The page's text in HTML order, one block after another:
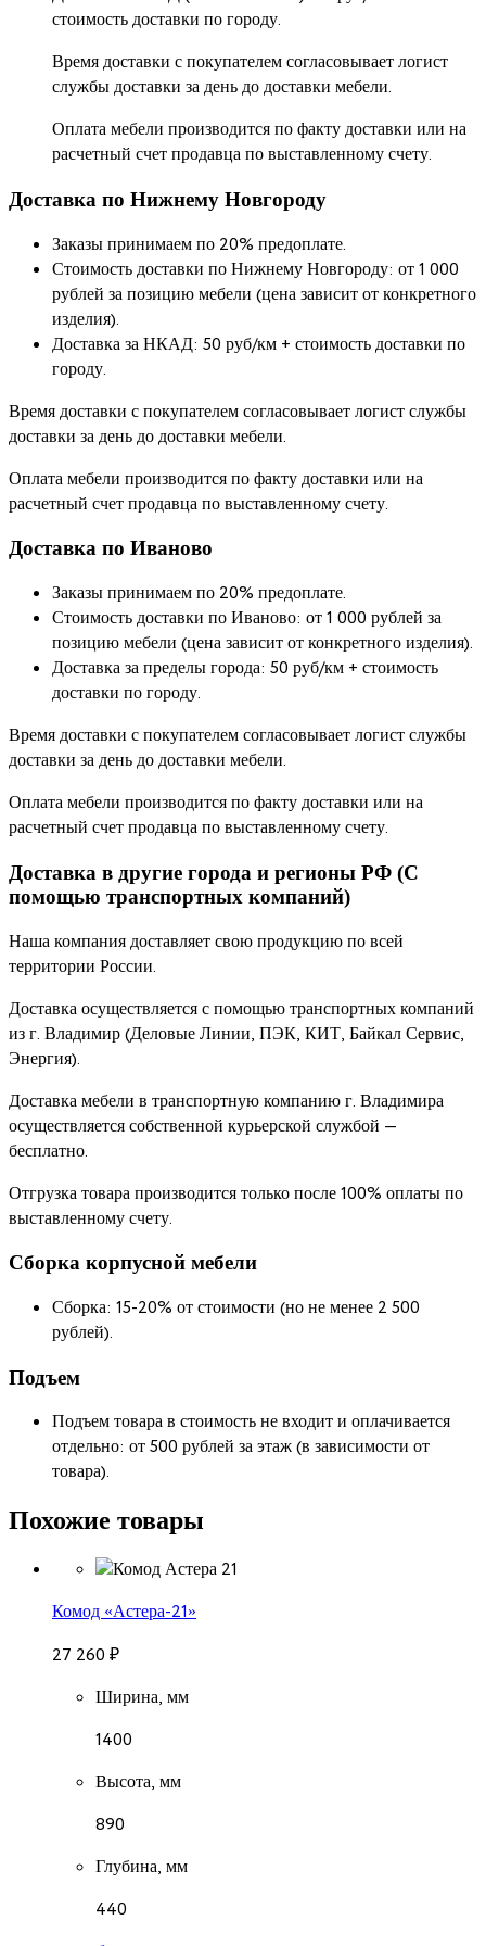
стоимость доставки по городу.
Время доставки с покупателем согласовывает логист
службы доставки за день до доставки мебели.
Оплата мебели производится по факту доставки или на
расчетный счет продавца по выставленному счету.
Доставка по Нижнему Новгороду
Заказы принимаем по 20% предоплате.
Стоимость доставки по Нижнему Новгороду: от 1 000
рублей за позицию мебели (цена зависит от конкретного
изделия).
Доставка за НКАД: 50 руб/км + стоимость доставки по
городу.
Время доставки с покупателем согласовывает логист службы
доставки за день до доставки мебели.
Оплата мебели производится по факту доставки или на
расчетный счет продавца по выставленному счету.
Доставка по Иваново
Заказы принимаем по 20% предоплате.
Стоимость доставки по Иваново: от 1 000 рублей за
позицию мебели (цена зависит от конкретного изделия).
Доставка за пределы города: 50 руб/км + стоимость
доставки по городу.
Время доставки с покупателем согласовывает логист службы
доставки за день до доставки мебели.
Оплата мебели производится по факту доставки или на
расчетный счет продавца по выставленному счету.
Доставка в другие города и регионы РФ (С
помощью транспортных компаний)
Наша компания доставляет свою продукцию по всей
территории России.
Доставка осуществляется с помощью транспортных компаний
из г. Владимир (Деловые Линии, ПЭК, КИТ, Байкал Сервис,
Энергия).
Доставка мебели в транспортную компанию г. Владимира
осуществляется собственной курьерской службой —
бесплатно.
Отгрузка товара производится только после 100% оплаты по
выставленному счету.
Сборка корпусной мебели
Сборка: 15-20% от стоимости (но не менее 2 500
рублей).
Подъем
Подъем товара в стоимость не входит и оплачивается
отдельно: от 500 рублей за этаж (в зависимости от
товара).
Похожие товары
Комод «Астера-21»
27 260 ₽
Ширина, мм
1400
Высота, мм
890
Глубина, мм
440